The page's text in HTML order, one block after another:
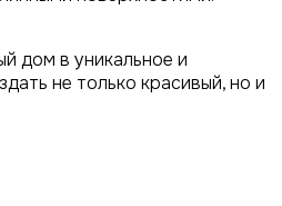
дом в уникальное и
не только красивый, но и